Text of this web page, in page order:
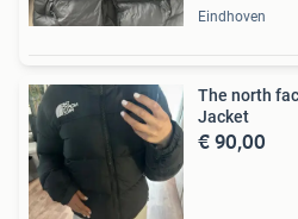
Eindhoven
The north
Jacket
€ 90,00